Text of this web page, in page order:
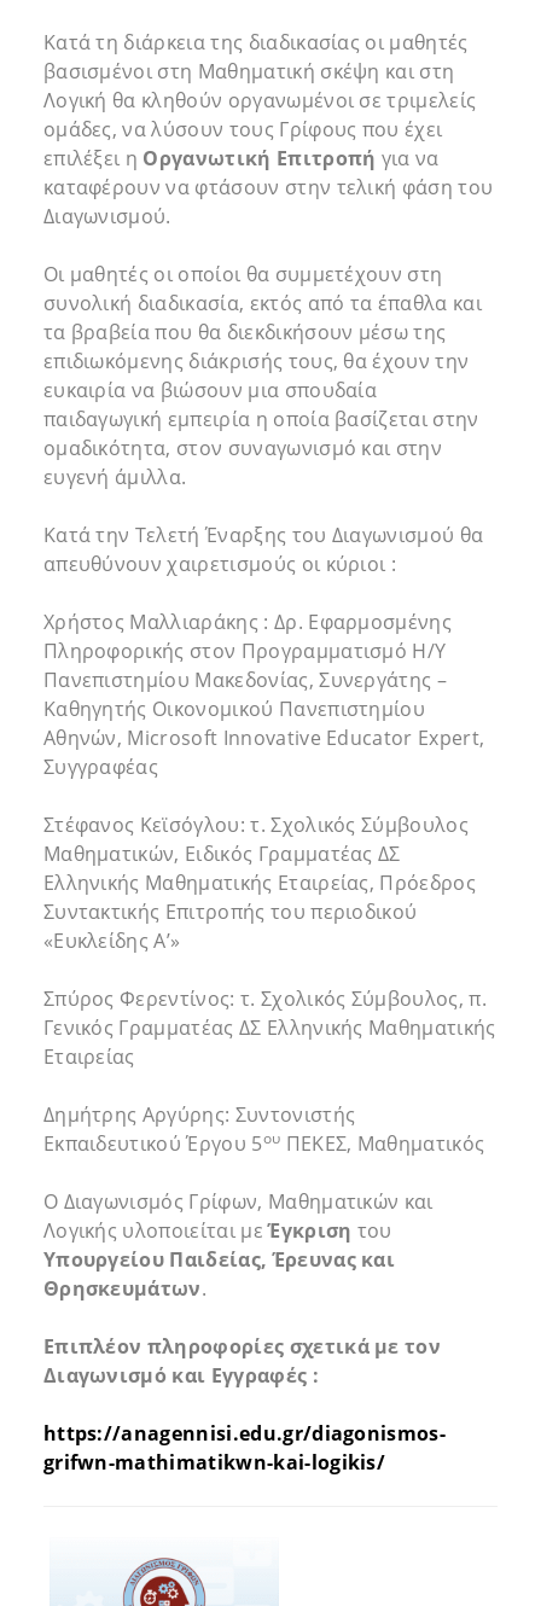
Κατά τη διάρκεια της διαδικασίας οι μαθητές
βασισμένοι στη Μαθηματική σκέψη και στη
Λογική θα κληθούν οργανωμένοι σε τριμελείς
ομάδες, να λύσουν τους Γρίφους που έχει
επιλέξει η Οργανωτική Επιτροπή για να
καταφέρουν να φτάσουν στην τελική φάση του
Διαγωνισμού.
Οι μαθητές οι οποίοι θα συμμετέχουν στη
συνολική διαδικασία, εκτός από τα έπαθλα και
τα βραβεία που θα διεκδικήσουν μέσω της
επιδιωκόμενης διάκρισής τους, θα έχουν την
ευκαιρία να βιώσουν μια σπουδαία
παιδαγωγική εμπειρία η οποία βασίζεται στην
ομαδικότητα, στον συναγωνισμό και στην
ευγενή άμιλλα.
Κατά την Τελετή Έναρξης του Διαγωνισμού θα
απευθύνουν χαιρετισμούς οι κύριοι :
Χρήστος Μαλλιαράκης : Δρ. Εφαρμοσμένης
Πληροφορικής στον Προγραμματισμό Η/Υ
Πανεπιστημίου Μακεδονίας, Συνεργάτης –
Καθηγητής Οικονομικού Πανεπιστημίου
Αθηνών, Microsoft Innovative Educator Expert,
Συγγραφέας
Στέφανος Κεϊσόγλου: τ. Σχολικός Σύμβουλος
Μαθηματικών, Ειδικός Γραμματέας ΔΣ
Ελληνικής Μαθηματικής Εταιρείας, Πρόεδρος
Συντακτικής Επιτροπής του περιοδικού
«Ευκλείδης Α’»
Σπύρος Φερεντίνος: τ. Σχολικός Σύμβουλος, π.
Γενικός Γραμματέας ΔΣ Ελληνικής Μαθηματικής
Εταιρείας
Δημήτρης Αργύρης: Συντονιστής
Εκπαιδευτικού Έργου 5ου ΠΕΚΕΣ, Μαθηματικός
Ο Διαγωνισμός Γρίφων, Μαθηματικών και
Λογικής υλοποιείται μεΈγκριση του
Υπουργείου Παιδείας, Έρευνας και
Θρησκευμάτων.
Επιπλέον πληροφορίες σχετικά με τον
Διαγωνισμό και Εγγραφές :
https://anagennisi.edu.gr/diagonismos-
grifwn-mathimatikwn-kai-logikis/